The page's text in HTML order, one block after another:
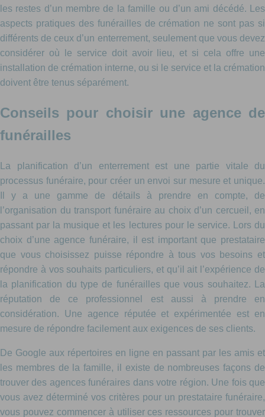
les restes d’un membre de la famille ou d’un ami décédé. Les
aspects pratiques des funérailles de crémation ne sont pas si
différents de ceux d’un enterrement, seulement que vous devez
considérer où le service doit avoir lieu, et si cela offre une
installation de crémation interne, ou si le service et la crémation
doivent être tenus séparément.
Conseils pour choisir une agence de
funérailles
La planification d’un enterrement est une partie vitale du
processus funéraire, pour créer un envoi sur mesure et unique.
Il y a une gamme de détails à prendre en compte, de
l’organisation du transport funéraire au choix d’un cercueil, en
passant par la musique et les lectures pour le service. Lors du
choix d’une agence funéraire, il est important que prestataire
que vous choisissez puisse répondre à tous vos besoins et
répondre à vos souhaits particuliers, et qu’il ait l’expérience de
la planification du type de funérailles que vous souhaitez. La
réputation de ce professionnel est aussi à prendre en
considération. Une agence réputée et expérimentée est en
mesure de répondre facilement aux exigences de ses clients.
De Google aux répertoires en ligne en passant par les amis et
les membres de la famille, il existe de nombreuses façons de
trouver des agences funéraires dans votre région. Une fois que
vous avez déterminé vos critères pour un prestataire funéraire,
vous pouvez commencer à utiliser ces ressources pour trouver